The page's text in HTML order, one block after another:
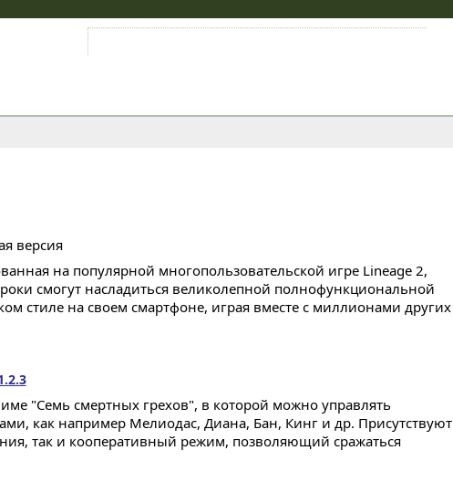
на популярной многопользовательской игре Lineage 2,
смогут насладиться великолепной полнофункциональной
стиле на своем смартфоне, играя вместе с миллионами других
"Семь смертных грехов", в которой можно управлять
как например Мелиодас, Диана, Бан, Кинг и др. Присутствуют
так и кооперативный режим, позволяющий сражаться